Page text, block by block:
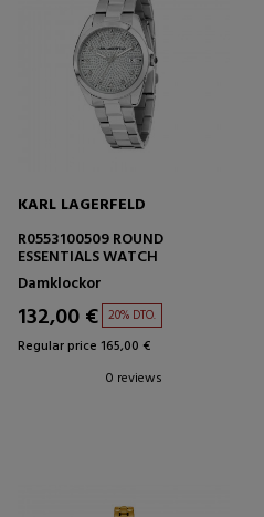
KARL LAGERFELD
R0553100509 ROUND
ESSENTIALS WATCH
Damklockor
132,00 € 20% DTO.
Regular price 165,00 €
0 reviews